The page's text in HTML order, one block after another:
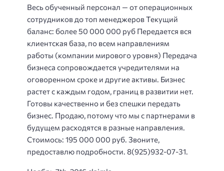
Весь обученный персонал — от операционных
сотрудников до топ менеджеров Текущий
баланс: более 50 000 000 руб Передается вся
клиентская база, по всем направлениям
работы (компании мирового уровня) Передача
бизнеса сопровождается учредителями на
оговоренном сроке и другие активы. Бизнес
растет с каждым годом, границ в развитии нет.
Готовы качественно и без спешки передать
бизнес. Продаю, потому что мы с партнерами в
будущем расходятся в разные направления.
Стоимось: 195 000 000 руб. Звоните,
предоставлю подробности. 8(925)932-07-31.